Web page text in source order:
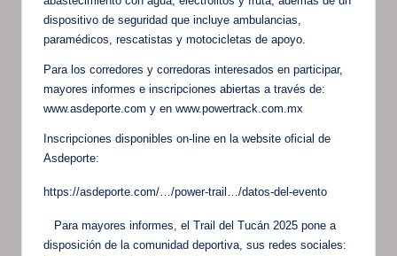
dispositivo de seguridad que incluye ambulancias,
paramédicos, rescatistas y motocicletas de apoyo.
Para los corredores y corredoras interesados en participar,
mayores informes e inscripciones abiertas a través de:
www.asdeporte.com y en www.powertrack.com.mx
Inscripciones disponibles on-line en la website oficial de
Asdeporte:
https://asdeporte.com/…/power-trail…/datos-del-evento
Para mayores informes, el Trail del Tucán 2025 pone a
disposición de la comunidad deportiva, sus redes sociales: